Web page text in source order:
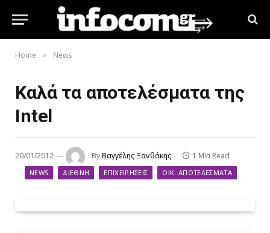
Home » News
Καλά τα αποτελέσματα της
Intel
20/01/2012 ByΒαγγέλης Ξανθάκης 1 Min Read
NEWS ΔΙΕΘΝΉ ΕΠΙΧΕΙΡΉΣΕΙΣ ΟΙΚ. ΑΠΟΤΕΛΈΣΜΑΤΑ